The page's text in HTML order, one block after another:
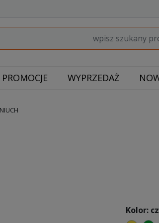
PROMOCJE WYPRZEDAŻ
Kolor: